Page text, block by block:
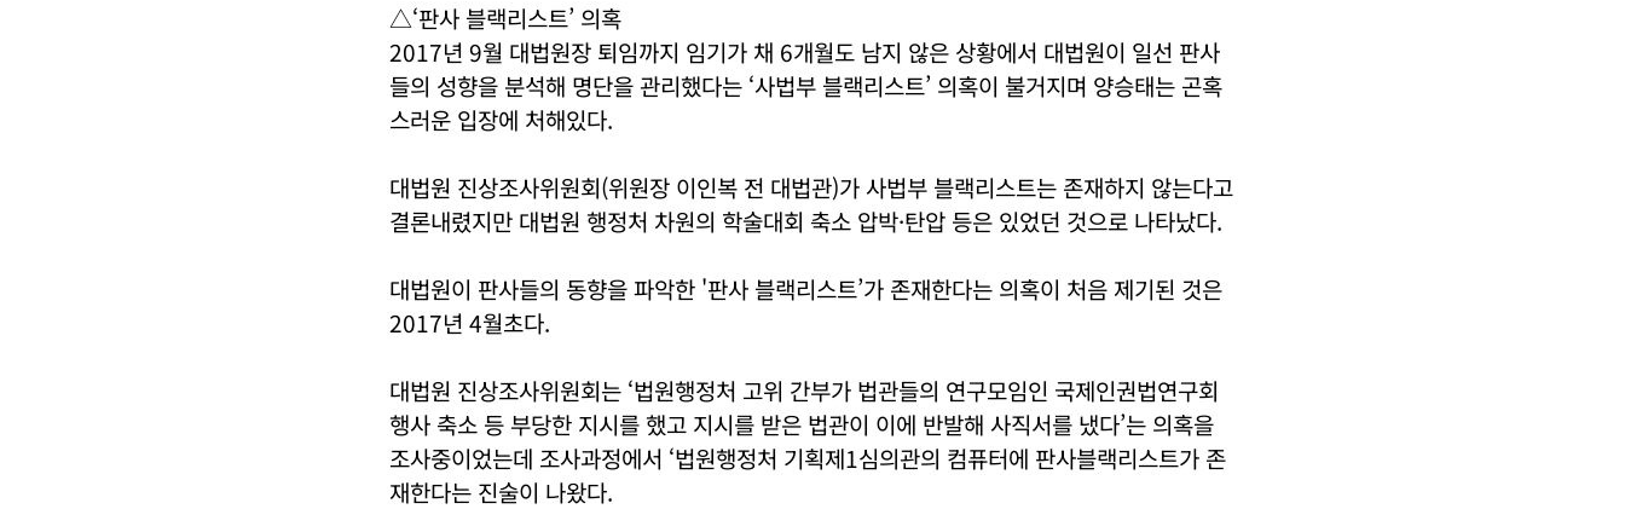
△‘판사 블랙리스트’ 의혹
2017년 9월 대법원장 퇴임까지 임기가 채 6개월도 남지 않은 상황에서 대법원이 일선 판사
들의 성향을 분석해 명단을 관리했다는 ‘사법부 블랙리스트’ 의혹이 불거지며 양승태는 곤혹
스러운 입장에 처해있다.
대법원 진상조사위원회(위원장 이인복 전 대법관)가 사법부 블랙리스트는 존재하지 않는다고
결론내렸지만 대법원 행정처 차원의 학술대회 축소 압박·탄압 등은 있었던 것으로 나타났다.
대법원이 판사들의 동향을 파악한 '판사 블랙리스트’가 존재한다는 의혹이 처음 제기된 것은
2017년 4월초다.
대법원 진상조사위원회는 ‘법원행정처 고위 간부가 법관들의 연구모임인 국제인권법연구회
행사 축소 등 부당한 지시를 했고 지시를 받은 법관이 이에 반발해 사직서를 냈다’는 의혹을
조사중이었는데 조사과정에서 ‘법원행정처 기획제1심의관의 컴퓨터에 판사블랙리스트가 존
재한다는 진술이 나왔다.